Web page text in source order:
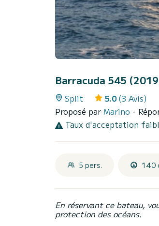
Barracuda 545
Split 5.0 (3 Avis)
Proposé par Marino -
Taux d'acceptation
5 pers. 140
En réservant ce bateau,
protection des océans.